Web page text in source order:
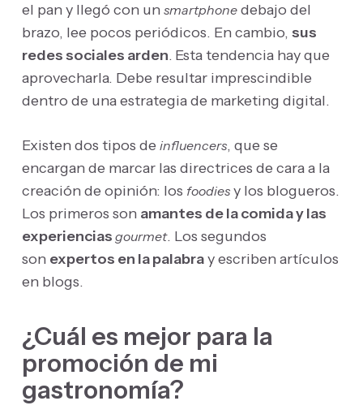
el pan y llegó con un smartphonedebajo del
brazo, lee pocos periódicos. En cambio, sus
redes sociales arden. Esta tendencia hay que
aprovecharla. Debe resultar imprescindible
dentro de una estrategia de marketing digital.
Existen dos tipos de influencers, que se
encargan de marcar las directrices de cara a la
creación de opinión: los foodiesy los blogueros.
Los primeros son amantes de la comida y las
experiencias gourmet. Los segundos
son expertos en la palabray escriben artículos
en blogs.
¿Cuál es mejor para la
promoción de mi
gastronomía?